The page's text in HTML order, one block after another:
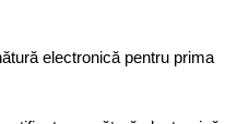
electronică pentru prima